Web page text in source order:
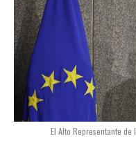
El Alto Representante de